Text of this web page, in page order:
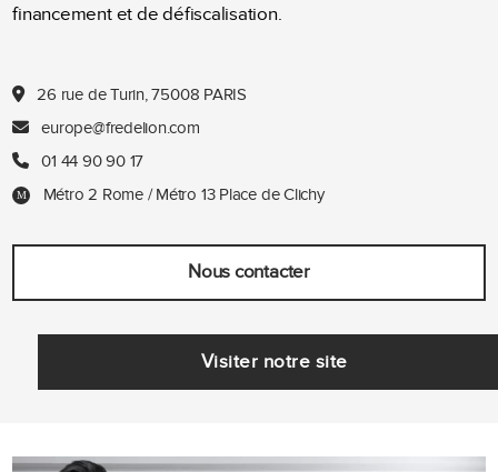
financement et de défiscalisation.
26 rue de Turin, 75008 PARIS
europe@fredelion.com
01 44 90 90 17
Métro 2 Rome / Métro 13 Place de Clichy
Nous contacter
Visiter notre site